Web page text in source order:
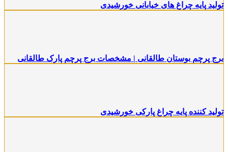
تولید پایه چراغ های خیابانی خورشیدی
برج پرچم بوستان طالقانی | مشخصات برج پرچم پارک طالقانی
تولید کننده پایه چراغ پارکی خورشیدی